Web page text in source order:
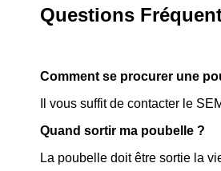
Questions
Comment se procurer une
Il vous suffit de contacter le
Quand sortir ma poubelle ?
La poubelle doit être sortie la